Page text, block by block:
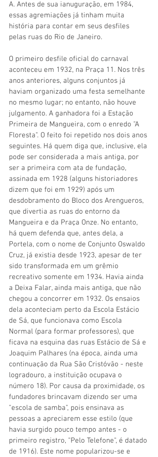
A. Antes de sua ianuguração, em 1984,
essas agremiações já tinham muita
história para contar em seus desfiles
pelas ruas do Rio de Janeiro.
O primeiro desfile oficial do carnaval
aconteceu em 1932, na Praça 11. Nos três
anos anteriores, alguns conjuntos já
haviam organizado uma festa semelhante
no mesmo lugar; no entanto, não houve
julgamento. A ganhadora foi a Estação
Primeira de Mangueira, com o enredo "A
Floresta". O feito foi repetido nos dois anos
seguintes. Há quem diga que, inclusive, ela
pode ser considerada a mais antiga, por
ser a primeira com ata de fundação,
assinada em 1928 (alguns historiadores
dizem que foi em 1929) após um
desdobramento do Bloco dos Arengueros,
que divertia as ruas do entorno da
Mangueira e da Praça Onze. No entanto,
há quem defenda que, antes dela, a
Portela, com o nome de Conjunto Oswaldo
Cruz, já existia desde 1923, apesar de ter
sido transformada em um grêmio
recreativo somente em 1934. Havia ainda
a Deixa Falar, ainda mais antiga, que não
chegou a concorrer em 1932. Os ensaios
dela aconteciam perto da Escola Estácio
de Sá, que funcionava como Escola
Normal (para formar professores), que
ficava na esquina das ruas Estácio de Sá e
Joaquim Palhares (na época, ainda uma
continuação da Rua São Cristóvão - neste
logradouro, a instituição ocupava o
número 18). Por causa da proximidade, os
fundadores brincavam dizendo ser uma
"escola de samba", pois ensinava as
pessoas a apreciarem esse estilo (que
havia surgido pouco tempo antes - o
primeiro registro, "Pelo Telefone", é datado
de 1916). Este nome popularizou-se e